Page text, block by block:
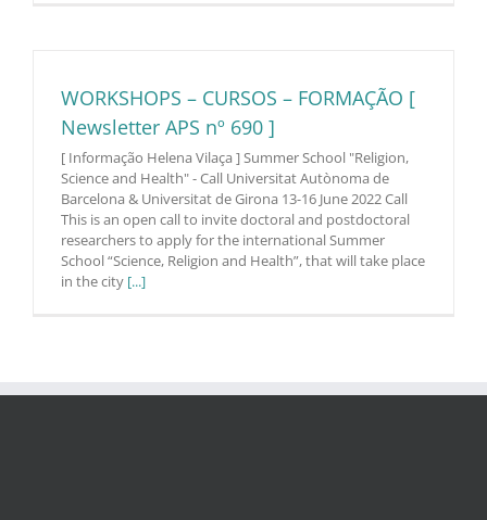
WORKSHOPS – CURSOS – FORMAÇÃO [
Newsletter APS nº 690 ]
[ Informação Helena Vilaça ] Summer School "Religion,
Science and Health" - Call Universitat Autònoma de
Barcelona & Universitat de Girona 13-16 June 2022 Call
This is an open call to invite doctoral and postdoctoral
researchers to apply for the international Summer
School “Science, Religion and Health”, that will take place
in the city [...]